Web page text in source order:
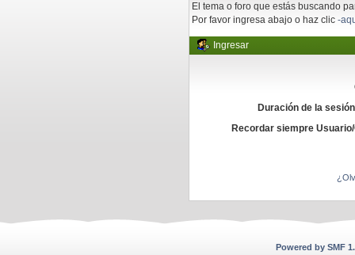
El tema o foro que estás buscando
Por favor ingresa abajo o haz clic-
Ingresar
Duración de la
Recordar siempre
Powered by SMF